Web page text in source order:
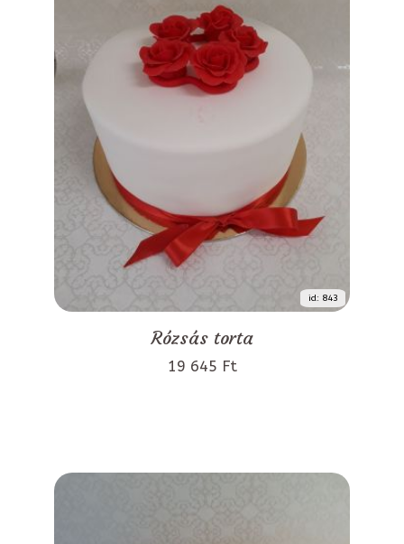
id: 843
Rózsás torta
19 645 Ft